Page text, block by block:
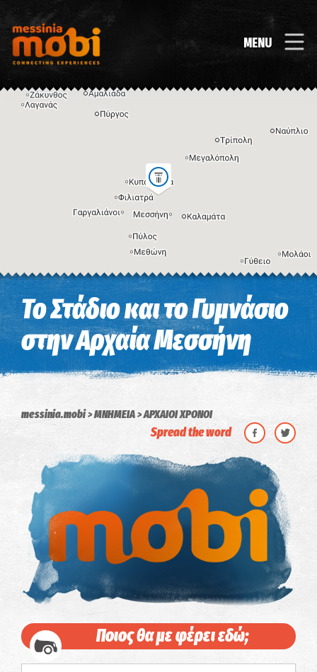
MENU
Η εικόνα ενδέχεται να υπόκειται σε πνευματικά δικαιώματα Όροι
Το Στάδιο και το Γυμνάσιο
στην Αρχαία Μεσσήνη
messinia.mobi ΜΝΗΜΕΙΑ ΑΡΧΑΙΟΙ ΧΡΟΝΟΙ
Spread the word
Ποιος θα με φέρει εδώ;